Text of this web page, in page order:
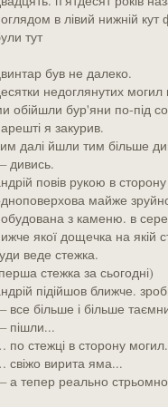
в лівий нижній
тут
був не далеко.
недоглянутих
обійшли бур'яни по-під
я закурив.
далі йшли тим більше
дивись.
повів рукою в
майже
з каменю. в
якої дощечка на якій
веде стежка.
стежка за сьогодні)
підійшов ближче.
все більше і більше
пішли...
по стежці в сторону
свіжо вирита яма...
а тепер реально